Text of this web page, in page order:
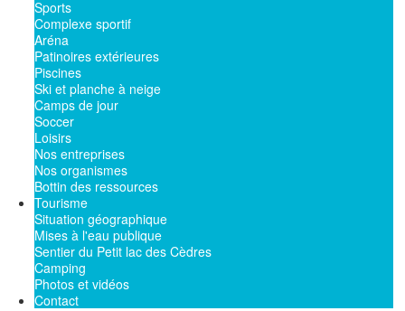
Sports
Complexe sportif
Aréna
Patinoires extérieures
Piscines
Ski et planche à neige
Camps de jour
Soccer
Loisirs
Nos entreprises
Nos organismes
Bottin des ressources
Tourisme
Situation géographique
Mises à l'eau publique
Sentier du Petit lac des Cèdres
Camping
Photos et vidéos
Contact